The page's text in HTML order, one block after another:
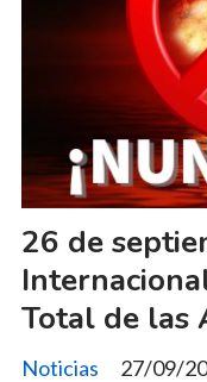
26 de
Total de las
Noticias
27/09/